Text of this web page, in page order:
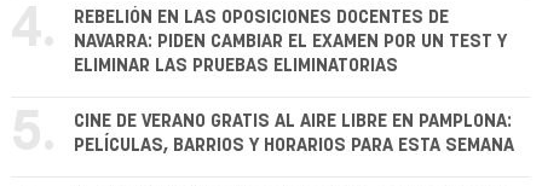
4.
REBELIÓN EN LAS OPOSICIONES DOCENTES DE
NAVARRA: PIDEN CAMBIAR EL EXAMEN POR UN TEST Y
ELIMINAR LAS PRUEBAS ELIMINATORIAS
5.
CINE DE VERANO GRATIS AL AIRE LIBRE EN PAMPLONA:
PELÍCULAS, BARRIOS Y HORARIOS PARA ESTA SEMANA